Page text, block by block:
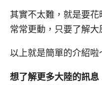
其實不太難，就是要
常常更動，只要了解大
以上就是簡單的介紹啦
想了解更多大陸的訊